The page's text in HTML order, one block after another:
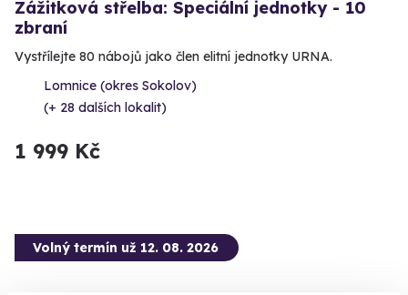
Zážitková střelba: Speciální jednotky - 10
zbraní
Vystřílejte 80 nábojů jako člen elitní jednotky URNA.
Lomnice (okres Sokolov)
(+ 28 dalších lokalit)
1 999 Kč
Volný termín už 12. 08. 2026